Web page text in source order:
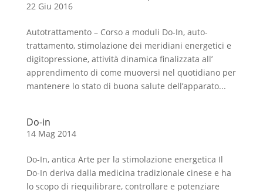
22 Giu 2016
Autotrattamento – Corso a moduli Do-In, auto-
trattamento, stimolazione dei meridiani energetici e
digitopressione, attività dinamica finalizzata all’
apprendimento di come muoversi nel quotidiano per
mantenere lo stato di buona salute dell’apparato...
Do-in
14 Mag 2014
Do-In, antica Arte per la stimolazione energetica Il
Do-In deriva dalla medicina tradizionale cinese e ha
lo scopo di riequilibrare, controllare e potenziare